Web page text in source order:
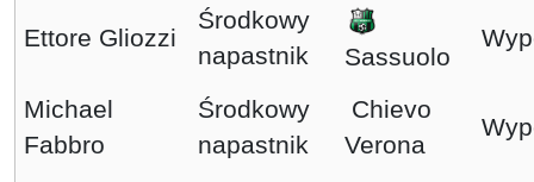
Ettore Gliozzi
Środkowy
napastnik
Sassuolo
Michael
Fabbro
Środkowy
napastnik
Chievo
Verona